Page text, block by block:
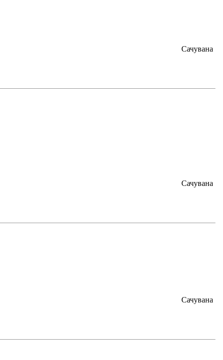
Сачувана
Сачувана
Сачувана